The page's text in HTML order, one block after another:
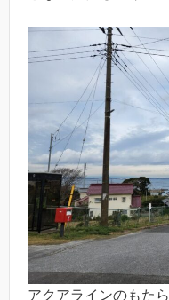
アクアラインのもた